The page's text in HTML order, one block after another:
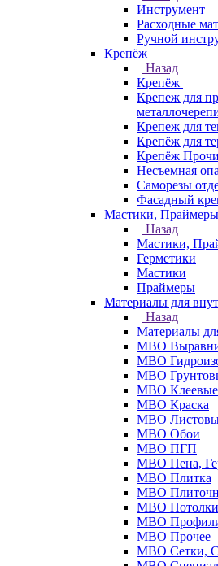
Инструмент
Расходные
Ручной
Крепёж
Назад
Крепёж
Крепеж для
Крепеж для
Крепёж для
Крепёж
Несъемная
Саморезы
Фасадный
Мастики,
Назад
Мастики,
Герметики
Мастики
Праймеры
Материалы для
Назад
Материалы
МВО
МВО
МВО
МВО Клеевые
МВО Краска
МВО
МВО Обои
МВО ПГП
МВО Пена,
МВО Плитка
МВО
МВО Потолки
МВО
МВО Прочее
МВО Сетки,